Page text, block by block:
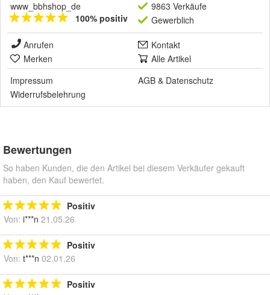
www_bbhshop_de
100% positiv
9863 Verkäufe
Gewerblich
Anrufen
Kontakt
Merken
Alle Artikel
Impressum
AGB & Datenschutz
Widerrufsbelehrung
Bewertungen
So haben Kunden, die den Artikel bei diesem Verkäufer gekauft
haben, den Kauf bewertet.
Positiv
Von: i***n 21.05.26
Positiv
Von: t***n 02.01.26
Positiv